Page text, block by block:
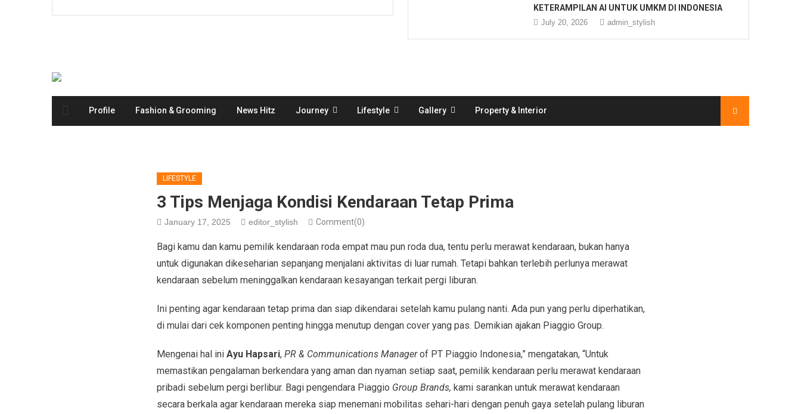
KETERAMPILAN AI UNTUK UMKM DI INDONESIA
July 20, 2026 admin_stylish
Profile Fashion & Grooming News Hitz Journey Lifestyle Gallery Property & Interior
LIFESTYLE
3 Tips Menjaga Kondisi Kendaraan Tetap Prima
January 17, 2025 editor_stylish Comment(0)
Bagi kamu dan kamu pemilik kendaraan roda empat mau pun roda dua, tentu perlu merawat kendaraan, bukan hanya
untuk digunakan dikeseharian sepanjang menjalani aktivitas di luar rumah. Tetapi bahkan terlebih perlunya merawat
kendaraan sebelum meninggalkan kendaraan kesayangan terkait pergi liburan.
Ini penting agar kendaraan tetap prima dan siap dikendarai setelah kamu pulang nanti. Ada pun yang perlu diperhatikan,
di mulai dari cek komponen penting hingga menutup dengan cover yang pas. Demikian ajakan Piaggio Group.
Mengenai hal ini Ayu Hapsari, PR & Communications Managerof PT Piaggio Indonesia,” mengatakan, “Untuk
memastikan pengalaman berkendara yang aman dan nyaman setiap saat, pemilik kendaraan perlu merawat kendaraan
pribadi sebelum pergi berlibur. Bagi pengendara Piaggio Group Brands, kami sarankan untuk merawat kendaraan
secara berkala agar kendaraan mereka siap menemani mobilitas sehari-hari dengan penuh gaya setelah pulang liburan